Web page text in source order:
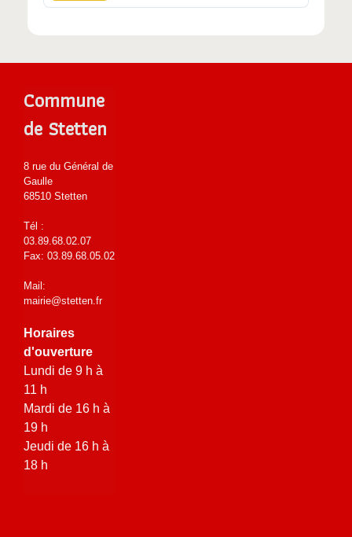
Commune
de Stetten
8 rue du Général de
Gaulle
68510 Stetten
Tél :
03.89.68.02.07
Fax: 03.89.68.05.02
Mail:
mairie@stetten.fr
Horaires
d'ouverture
Lundi de 9 h à
11 h
Mardi de 16 h à
19 h
Jeudi de 16 h à
18 h